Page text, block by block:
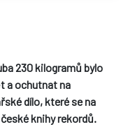
230 kilogramů bylo
a ochutnat na
dílo, které se na
knihy rekordů.